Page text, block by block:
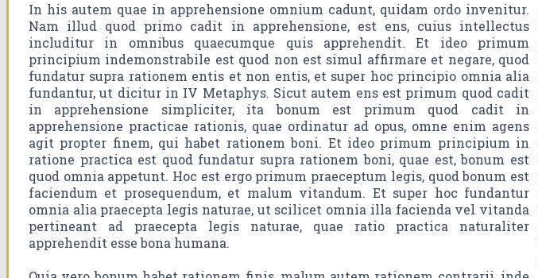
In his autem quae in apprehensione omnium cadunt, quidam ordo invenitur.
Nam illud quod primo cadit in apprehensione, est ens, cuius intellectus
includitur in omnibus quaecumque quis apprehendit. Et ideo primum
principium indemonstrabile est quod non est simul affirmare et negare, quod
fundatur supra rationem entis et non entis, et super hoc principio omnia alia
fundantur, ut dicitur in IV Metaphys. Sicut autem ens est primum quod cadit
in apprehensione simpliciter, ita bonum est primum quod cadit in
apprehensione practicae rationis, quae ordinatur ad opus, omne enim agens
agit propter finem, qui habet rationem boni. Et ideo primum principium in
ratione practica est quod fundatur supra rationem boni, quae est, bonum est
quod omnia appetunt. Hoc est ergo primum praeceptum legis, quod bonum est
faciendum et prosequendum, et malum vitandum. Et super hoc fundantur
omnia alia praecepta legis naturae, ut scilicet omnia illa facienda vel vitanda
pertineant ad praecepta legis naturae, quae ratio practica naturaliter
apprehendit esse bona humana.